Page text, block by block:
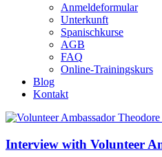
Anmeldeformular
Unterkunft
Spanischkurse
AGB
FAQ
Online-Trainingskurs
Blog
Kontakt
Interview with Volunteer